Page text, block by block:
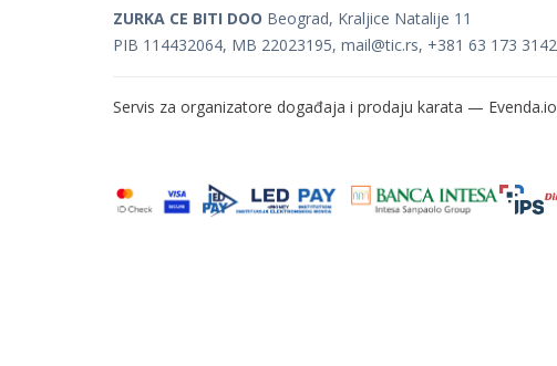
ZURKA CE BITI DOO Beograd, Kraljice Natalije 11
PIB 114432064, MB 22023195, mail@tic.rs, +381 63 173 3142
Servis za organizatore događaja i prodaju karata — Evenda.io